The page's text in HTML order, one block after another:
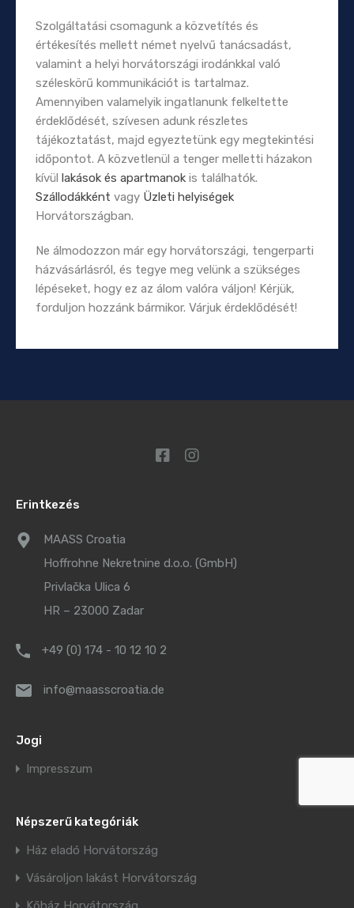
Szolgáltatási csomagunk a közvetítés és
értékesítés mellett német nyelvű tanácsadást,
valamint a helyi horvátországi irodánkkal való
széleskörű kommunikációt is tartalmaz.
Amennyiben valamelyik ingatlanunk felkeltette
érdeklődését, szívesen adunk részletes
tájékoztatást, majd egyeztetünk egy megtekintési
időpontot. A közvetlenül a tenger melletti házakon
kívül lakások és apartmanok is találhatók.
Szállodákként vagy Üzleti helyiségek
Horvátországban.
Ne álmodozzon már egy horvátországi, tengerparti
házvásárlásról, és tegye meg velünk a szükséges
lépéseket, hogy ez az álom valóra váljon! Kérjük,
forduljon hozzánk bármikor. Várjuk érdeklődését!
Erintkezés
MAASS Croatia
Hoffrohne Nekretnine d.o.o. (GmbH)
Privlačka Ulica 6
HR – 23000 Zadar
+49 (0) 174 - 10 12 10 2
info@maasscroatia.de
Jogi
Impresszum
Népszerű kategóriák
Ház eladó Horvátország
Vásároljon lakást Horvátország